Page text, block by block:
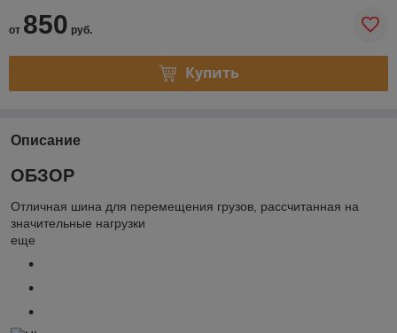
от 850 руб.
Купить
Описание
ОБЗОР
Отличная шина для перемещения грузов, рассчитанная на
значительные нагрузки
еще